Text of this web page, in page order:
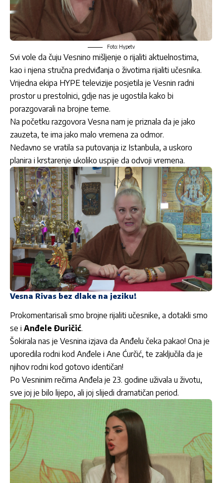
Foto: Hypetv
Svi vole da čuju Vesnino mišljenje o rijaliti aktuelnostima,
kao i njena stručna predviđanja o životima rijaliti učesnika.
Vrijedna ekipa HYPE televizije posjetila je Vesnin radni
prostor u prestolnici, gdje nas je ugostila kako bi
porazgovarali na brojne teme.
Na početku razgovora Vesna nam je priznala da je jako
zauzeta, te ima jako malo vremena za odmor.
Nedavno se vratila sa putovanja iz Istanbula, a uskoro
planira i krstarenje ukoliko uspije da odvoji vremena.
Vesna Rivas bez dlake na jeziku!
Prokomentarisali smo brojne rijaliti učesnike, a dotakli smo
se i Anđele Đuričić.
Šokirala nas je Vesnina izjava da Anđelu čeka pakao! Ona je
uporedila rodni kod Anđele i Ane Ćurčić, te zaključila da je
njihov rodni kod gotovo identičan!
Po Vesninim rečima Anđela je 23. godine uživala u životu,
sve joj je bilo lijepo, ali joj slijedi dramatičan period.